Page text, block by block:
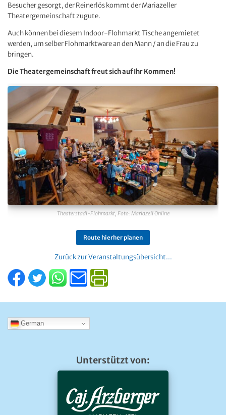
Besucher gesorgt, der Reinerlös kommt der Mariazeller
Theatergemeinschaft zugute.
Auch können bei diesem Indoor-Flohmarkt Tische angemietet
werden, um selber Flohmarktware an den Mann / an die Frau zu
bringen.
Die Theatergemeinschaft freut sich auf Ihr Kommen!
Theaterstadl-Flohmarkt, Foto: Mariazell Online
Route hierher planen
Zurück zur Veranstaltungsübersicht...
German
Unterstützt von: